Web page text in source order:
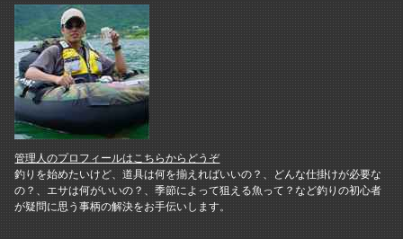
管理人のプロフィールはこちらからどうぞ
釣りを始めたいけど、道具は何を揃えればいいの？、どんな仕掛けが必要な
の？、エサは何がいいの？、季節によって狙える魚って？など釣りの初心者
が疑問に思う事柄の解決をお手伝いします。